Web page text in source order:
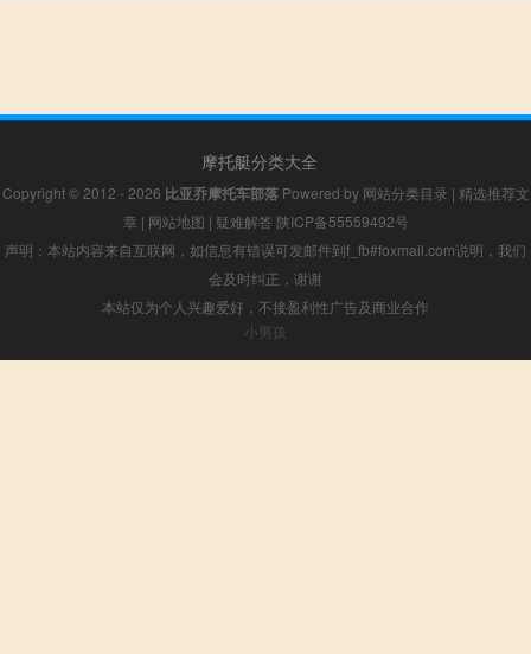
摩托艇分类大全
Copyright © 2012 - 2026 比亚乔摩托车部落Powered by 网站分类目录 | 精选推荐文
章 | 网站地图 | 疑难解答 陕ICP备55559492号
声明：本站内容来自互联网，如信息有错误可发邮件到f_fb#foxmail.com说明，我们
会及时纠正，谢谢
本站仅为个人兴趣爱好，不接盈利性广告及商业合作
小男孩